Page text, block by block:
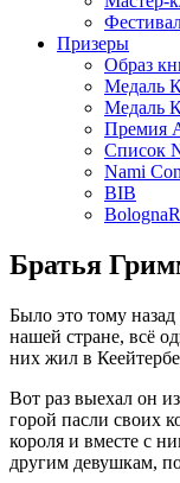
Призеры
Образ
Медаль
Медаль
Премия
Список
Nami
BIB
Братья
Было это тому
нашей стране, всё
них жил в
Вот раз выехал он
горой пасли своих
короля и вместе с
другим девушкам,